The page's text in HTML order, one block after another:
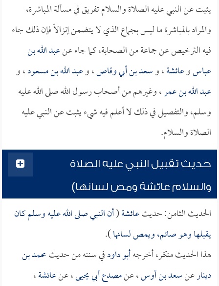
يثبت عن النبي عليه الصلاة والسلام تفريق في مسألة المباشرة،
والمراد بالمباشرة ما ليس بجماع الذي لا يتضمن إنزالاً فإن ذلك جاء
فيه الترخيص عن جماعة من الصحابة، كما جاء عنعبد الله بن
عباسوعائشة، وسعد بن أبي وقاص، وعبد الله بن مسعود، و
عبد الله بن عمر، وغيرهم من أصحاب رسول الله صلى الله عليه
وسلم، والتفصيل في ذلك لا أعلم فيه شيء يثبت عن النبي عليه
الصلاة والسلام.
حديث تقبيل النبي عليه الصلاة
والسلام عائشة ومص لسانها)
الحديث الثامن: حديثعائشة(أن النبي صلى الله عليه وسلم كان
يقبلها وهو صائم، ويمص لسانها).
هذا الحديث منكر، أخرجهأبو داودفي سننه من حديثمحمد بن
دينارعنسعد بن أوس، عنمصدع أبي يحيى، عنعائشة،